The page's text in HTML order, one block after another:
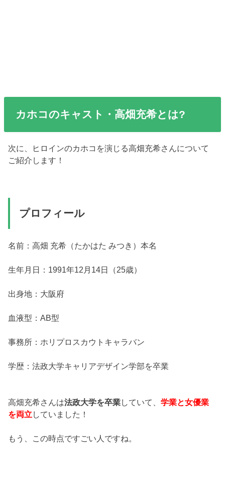
カホコのキャスト・高畑充希とは?
次に、ヒロインのカホコを演じる高畑充希さんについて
ご紹介します！
プロフィール
名前：高畑 充希（たかはた みつき）本名
生年月日：1991年12月14日（25歳）
出身地：大阪府
血液型：AB型
事務所：ホリプロスカウトキャラバン
学歴：法政大学キャリアデザイン学部を卒業
高畑充希さんは法政大学を卒業していて、学業と女優業
を両立 していました！
もう、この時点ですごい人ですね。